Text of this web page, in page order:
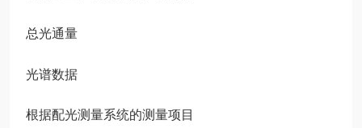
总光通量
光谱数据
根据配光测量系统的测量项目